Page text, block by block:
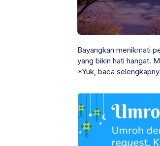
Bayangkan menikmati
yang bikin hati hangat.
*Yuk, baca